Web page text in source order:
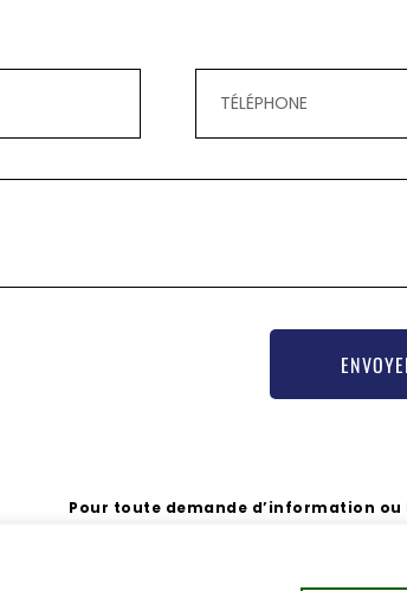
Pour toute demande d’information ou